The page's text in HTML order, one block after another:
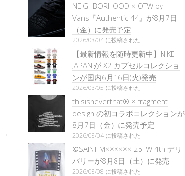
→
NEIGHBORHOOD × OTW by
Vans『Authentic 44』が8月7日
（金）に発売予定
2026/08/04 に投稿された
【最新情報を随時更新中】NIKE
JAPAN が X2 カプセルコレクショ
ンが国内6月16日(火)発売
2026/08/05 に投稿された
thisisneverthat® × fragment
design の初コラボコレクションが
8月7日（金）に発売予定
2026/08/04 に投稿された
©SAINT M×××××× 26FW 4th デリ
バリーが8月8日（土）に発売
2026/08/08 に投稿された